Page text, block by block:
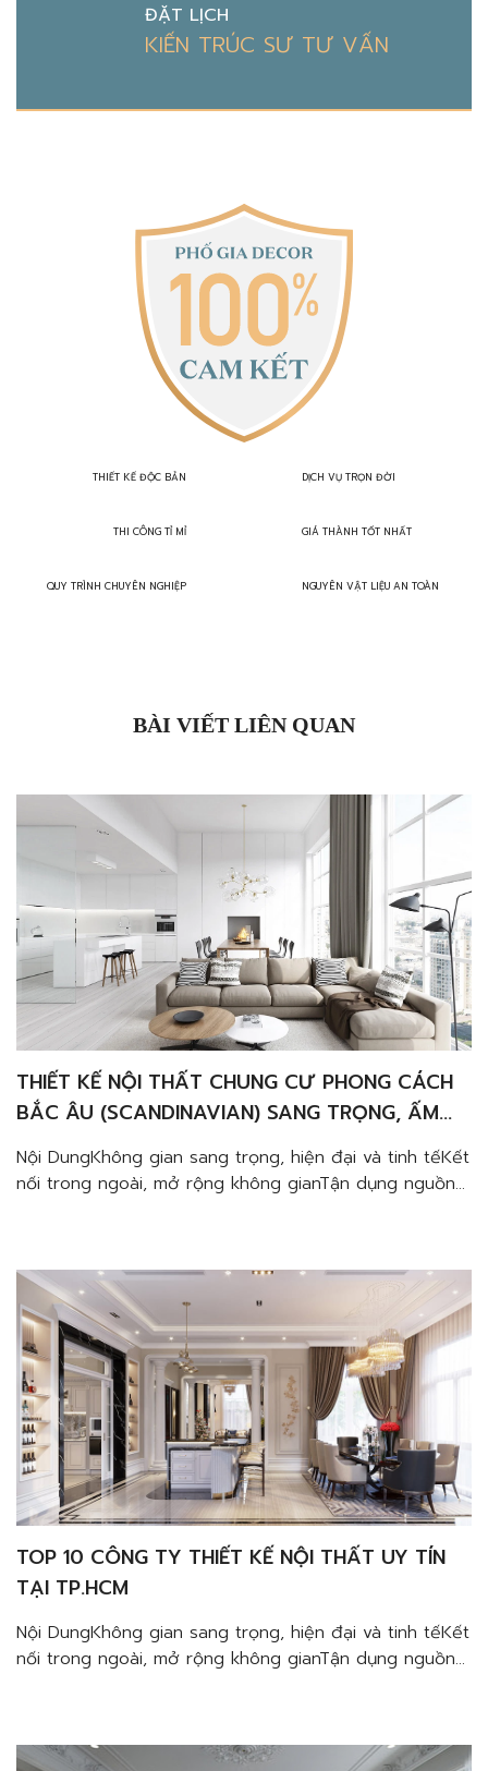
ĐẶT LỊCH
KIẾN TRÚC SƯ TƯ VẤN
THIẾT KẾ ĐỘC BẢN
THI CÔNG TỈ MỈ
QUY TRÌNH CHUYÊN NGHIỆP
DỊCH VỤ TRỌN ĐỜI
GIÁ THÀNH TỐT NHẤT
NGUYÊN VẬT LIỆU AN TOÀN
BÀI VIẾT LIÊN QUAN
THIẾT KẾ NỘI THẤT CHUNG CƯ PHONG CÁCH
BẮC ÂU (SCANDINAVIAN) SANG TRỌNG, ẤM
CÚNG VÀ TINH TẾ
Nội DungKhông gian sang trọng, hiện đại và tinh tếKết
nối trong ngoài, mở rộng không gianTận dụng nguồn
mảng xanh để đẹp mọi góc […]
TOP 10 CÔNG TY THIẾT KẾ NỘI THẤT UY TÍN
TẠI TP.HCM
Nội DungKhông gian sang trọng, hiện đại và tinh tếKết
nối trong ngoài, mở rộng không gianTận dụng nguồn
mảng xanh để đẹp mọi góc […]